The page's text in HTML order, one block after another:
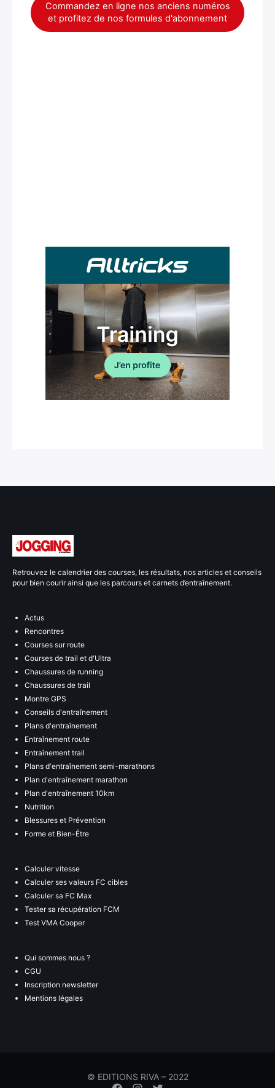
Commandez en ligne nos anciens numéros
et profitez de nos formules d'abonnement
Retrouvez le calendrier des courses, les résultats, nos articles et conseils
pour bien courir ainsi que les parcours et carnets d’entraînement.
Actus
Rencontres
Courses sur route
Courses de trail et d'Ultra
Chaussures de running
Chaussures de trail
Montre GPS
Conseils d'entraînement
Plans d'entraînement
Entraînement route
Entraînement trail
Plans d'entraînement semi-marathons
Plan d'entraînement marathon
Plan d'entraînement 10km
Nutrition
Blessures et Prévention
Forme et Bien-Être
Calculer vitesse
Calculer ses valeurs FC cibles
Calculer sa FC Max
Tester sa récupération FCM
Test VMA Cooper
Qui sommes nous ?
CGU
Inscription newsletter
Mentions légales
© EDITIONS RIVA – 2022